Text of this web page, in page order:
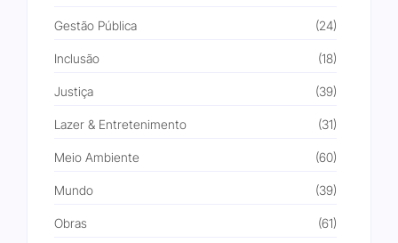
Gestão Pública (24)
Inclusão (18)
Justiça (39)
Lazer & Entretenimento (31)
Meio Ambiente (60)
Mundo (39)
Obras (61)